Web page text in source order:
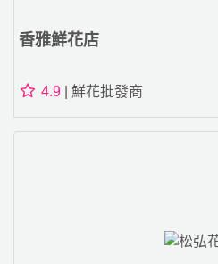
香雅鮮花店
4.9 | 鮮花批發商